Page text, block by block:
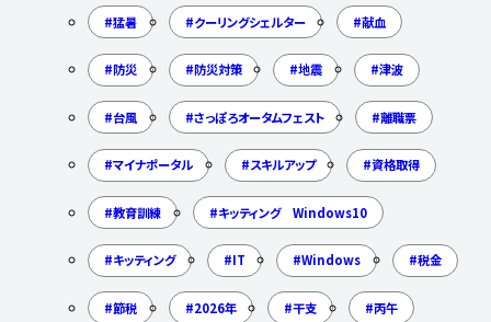
猛暑 クーリングシェルター 献血
防災 防災対策 地震 津波
台風 さっぽろオータムフェスト 離職票
マイナポータル スキルアップ 資格取得
教育訓練 キッティング Windows10
キッティング IT Windows 税金
節税 2026年 干支 丙午